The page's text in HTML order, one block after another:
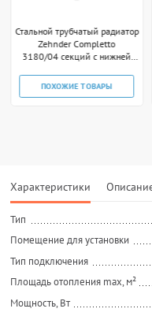
Стальной трубчатый радиатор
Zehnder Completto
3180/04 секций с нижней
technoline
ПОХОЖИЕ ТОВАРЫ
Характеристики
Тип
Помещение для установки
Тип подключения
Площадь отопления max, м²
Мощность, Вт